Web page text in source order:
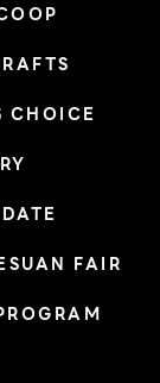
CHOICE
FAIR